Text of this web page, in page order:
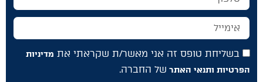
בשליחת טופס זה אני מאשר/ת שקראתי את מדיניות
הפרטיות ותנאי האתר של החברה.